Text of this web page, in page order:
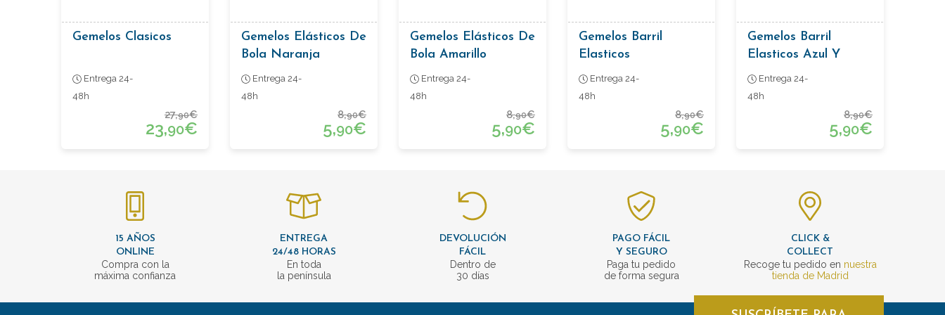
Gemelos Clasicos
Entrega 24-
48h
27,90€
23,90€
Gemelos Elásticos De
Bola Naranja
Entrega 24-
48h
8,90€
5,90€
Gemelos Elásticos De
Bola Amarillo
Entrega 24-
48h
8,90€
5,90€
Gemelos Barril
Elasticos
Entrega 24-
48h
8,90€
5,90€
Gemelos Barril
Elasticos Azul Y
Naranja
Entrega 24-
48h
8,90€
5,90€
15 AÑOS
ONLINE
Compra con la
máxima confianza
ENTREGA
24/48 HORAS
En toda
la península
DEVOLUCIÓN
FÁCIL
Dentro de
30 días
PAGO FÁCIL
Y SEGURO
Paga tu pedido
de forma segura
CLICK &
COLLECT
Recoge tu pedido en nuestra
tienda de Madrid